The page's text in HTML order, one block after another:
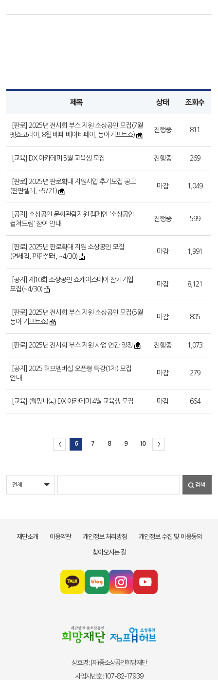
제목 상태 조회수
[판로] 2025년 전시회 부스 지원 소상공인 모집(7월
펫쇼코리아, 8월 베페 베이비페어, 동아기프트쇼)
진행중 811
[교육] DX 아카데미 5월 교육생 모집 진행중 269
[판로] 2025년 판로확대 지원사업 추가모집 공고
(판판셀러, ~5/21)
마감 1,049
[공지] 소상공인 문화관람지원 캠페인 '소상공인
컬쳐드림' 참여 안내
진행중 599
[판로] 2025년 판로확대 지원 소상공인 모집
(면세점, 판판셀러, ~4/30)
마감 1,991
[공지] 제10회 소상공인 쇼케이스데이 참가기업
모집(~4/30)
마감 8,121
[판로] 2025년 전시회 부스 지원 소상공인 모집(5월
동아 기프트쇼)
마감 805
[판로] 2025년 전시회 부스 지원 사업 연간 일정 진행중 1,073
[공지] 2025 허브멤버십 오픈형 특강(1차) 모집
안내
마감 279
[교육] (희망나눔) DX 아카데미 4월 교육생 모집 마감 664
< 6 7 8 9 10 >
검색
재단소개 이용약관 개인정보 처리방침
개인정보 수집 및 이용동의
찾아오시는 길
상호명 : (재)중소상공인희망재단
사업자번호 : 107-82-17939